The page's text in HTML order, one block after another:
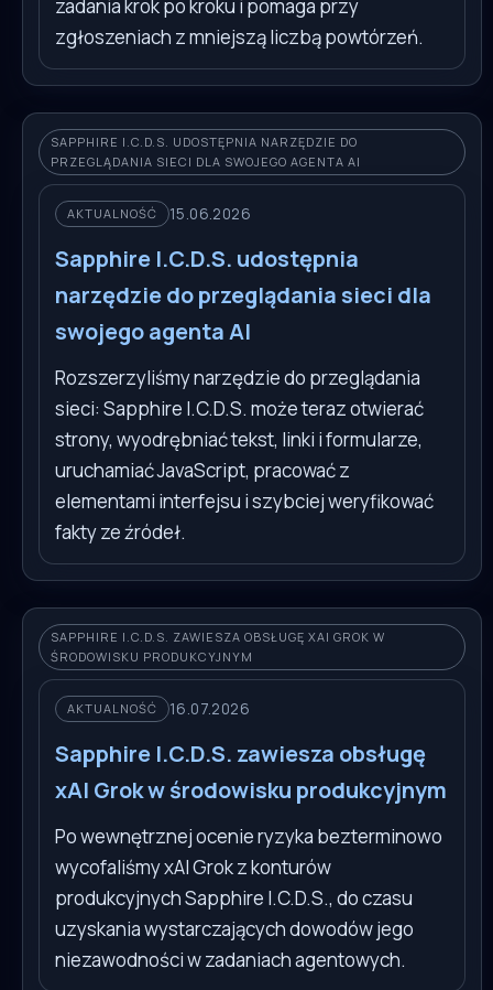
zadania krok po kroku i pomaga przy
zgłoszeniach z mniejszą liczbą powtórzeń.
SAPPHIRE I.C.D.S. UDOSTĘPNIA NARZĘDZIE DO
PRZEGLĄDANIA SIECI DLA SWOJEGO AGENTA AI
AKTUALNOŚĆ 15.06.2026
Sapphire I.C.D.S. udostępnia
narzędzie do przeglądania sieci dla
swojego agenta AI
Rozszerzyliśmy narzędzie do przeglądania
sieci: Sapphire I.C.D.S. może teraz otwierać
strony, wyodrębniać tekst, linki i formularze,
uruchamiać JavaScript, pracować z
elementami interfejsu i szybciej weryfikować
fakty ze źródeł.
SAPPHIRE I.C.D.S. ZAWIESZA OBSŁUGĘ XAI GROK W
ŚRODOWISKU PRODUKCYJNYM
AKTUALNOŚĆ 16.07.2026
Sapphire I.C.D.S. zawiesza obsługę
xAI Grok w środowisku produkcyjnym
Po wewnętrznej ocenie ryzyka bezterminowo
wycofaliśmy xAI Grok z konturów
produkcyjnych Sapphire I.C.D.S., do czasu
uzyskania wystarczających dowodów jego
niezawodności w zadaniach agentowych.